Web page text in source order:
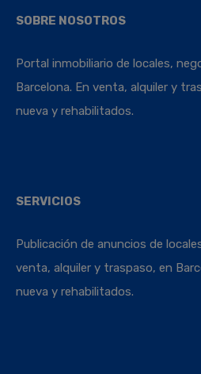
SOBRE NOSOTROS
Portal inmobiliario de locales,
Barcelona. En venta, alquiler y
nueva y rehabilitados.
SERVICIOS
Publicación de anuncios de
venta, alquiler y traspaso, en
nueva y rehabilitados.